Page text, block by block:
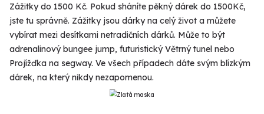
Zážitky do 1500 Kč. Pokud sháníte pěkný dárek do 1500Kč,
jste tu správně. Zážitky jsou dárky na celý život a můžete
vybírat mezi desítkami netradičních dárků. Může to být
adrenalinový bungee jump, futuristický Větrný tunel nebo
Projížďka na segway. Ve všech případech dáte svým blízkým
dárek, na který nikdy nezapomenou.